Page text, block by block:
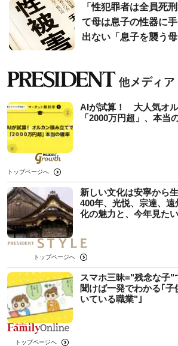
「性犯罪者は全員死
て母は息子の性器に
出ない「息子を襲う
AIが試算！ 大人気オ
「2000万円超」、本当
トップページへ
新しい文化は安寧から
400年、光悦、宗達、
化の魅力と、今年見た
トップページへ
スマホ三昧="残念な子
聞けば一発でわかる｢
いている職業"｣
トップページへ